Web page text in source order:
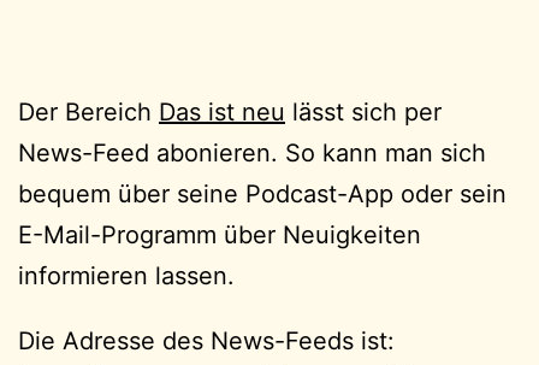
Der Bereich Das ist neu lässt sich per
News-Feed abonieren. So kann man sich
bequem über seine Podcast-App oder sein
E-Mail-Programm über Neuigkeiten
informieren lassen.
Die Adresse des News-Feeds ist: